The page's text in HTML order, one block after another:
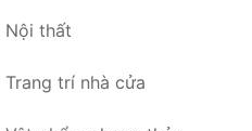
Nội thất
Trang trí nhà cửa